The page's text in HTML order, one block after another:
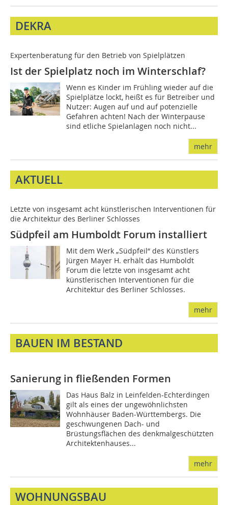
DEKRA
Expertenberatung für den Betrieb von Spielplätzen
Ist der Spielplatz noch im Winterschlaf?
Wenn es Kinder im Frühling wieder auf die
Spielplätze lockt, heißt es für Betreiber und
Nutzer: Augen auf und auf potenzielle
Gefahren achten! Nach der Winterpause
sind etliche Spielanlagen noch nicht...
mehr
AKTUELL
Letzte von insgesamt acht künstlerischen Interventionen für
die Architektur des Berliner Schlosses
Südpfeil am Humboldt Forum installiert
Mit dem Werk „Südpfeil“ des Künstlers
Jürgen Mayer H. erhält das Humboldt
Forum die letzte von insgesamt acht
künstlerischen Interventionen für die
Architektur des Berliner Schlosses.
mehr
BAUEN IM BESTAND
Sanierung in fließenden Formen
Das Haus Balz in Leinfelden-Echterdingen
gilt als eines der ungewöhnlichsten
Wohnhäuser Baden-Württembergs. Die
geschwungenen Dach- und
Brüstungsflächen des denkmalgeschützten
Architektenhauses...
mehr
WOHNUNGSBAU